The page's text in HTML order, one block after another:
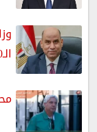
الـ40.. وتطلق مبادرة دعم الخبرات